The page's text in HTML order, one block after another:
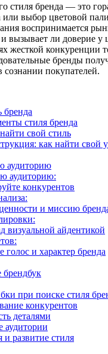
стиля бренда — это
или выбор цветовой
воспринимается
вызывает ли доверие у
жесткой конкуренции
бренды
сознании покупателей.
бренда
стиля бренда
свой стиль
как найти свой
аудиторию
аудиторию:
конкурентов
и миссию
визуальной айдентикой
и характер бренда
брендбук
при поиске стиля
конкурентов
деталями
аудитории
развитие стиля